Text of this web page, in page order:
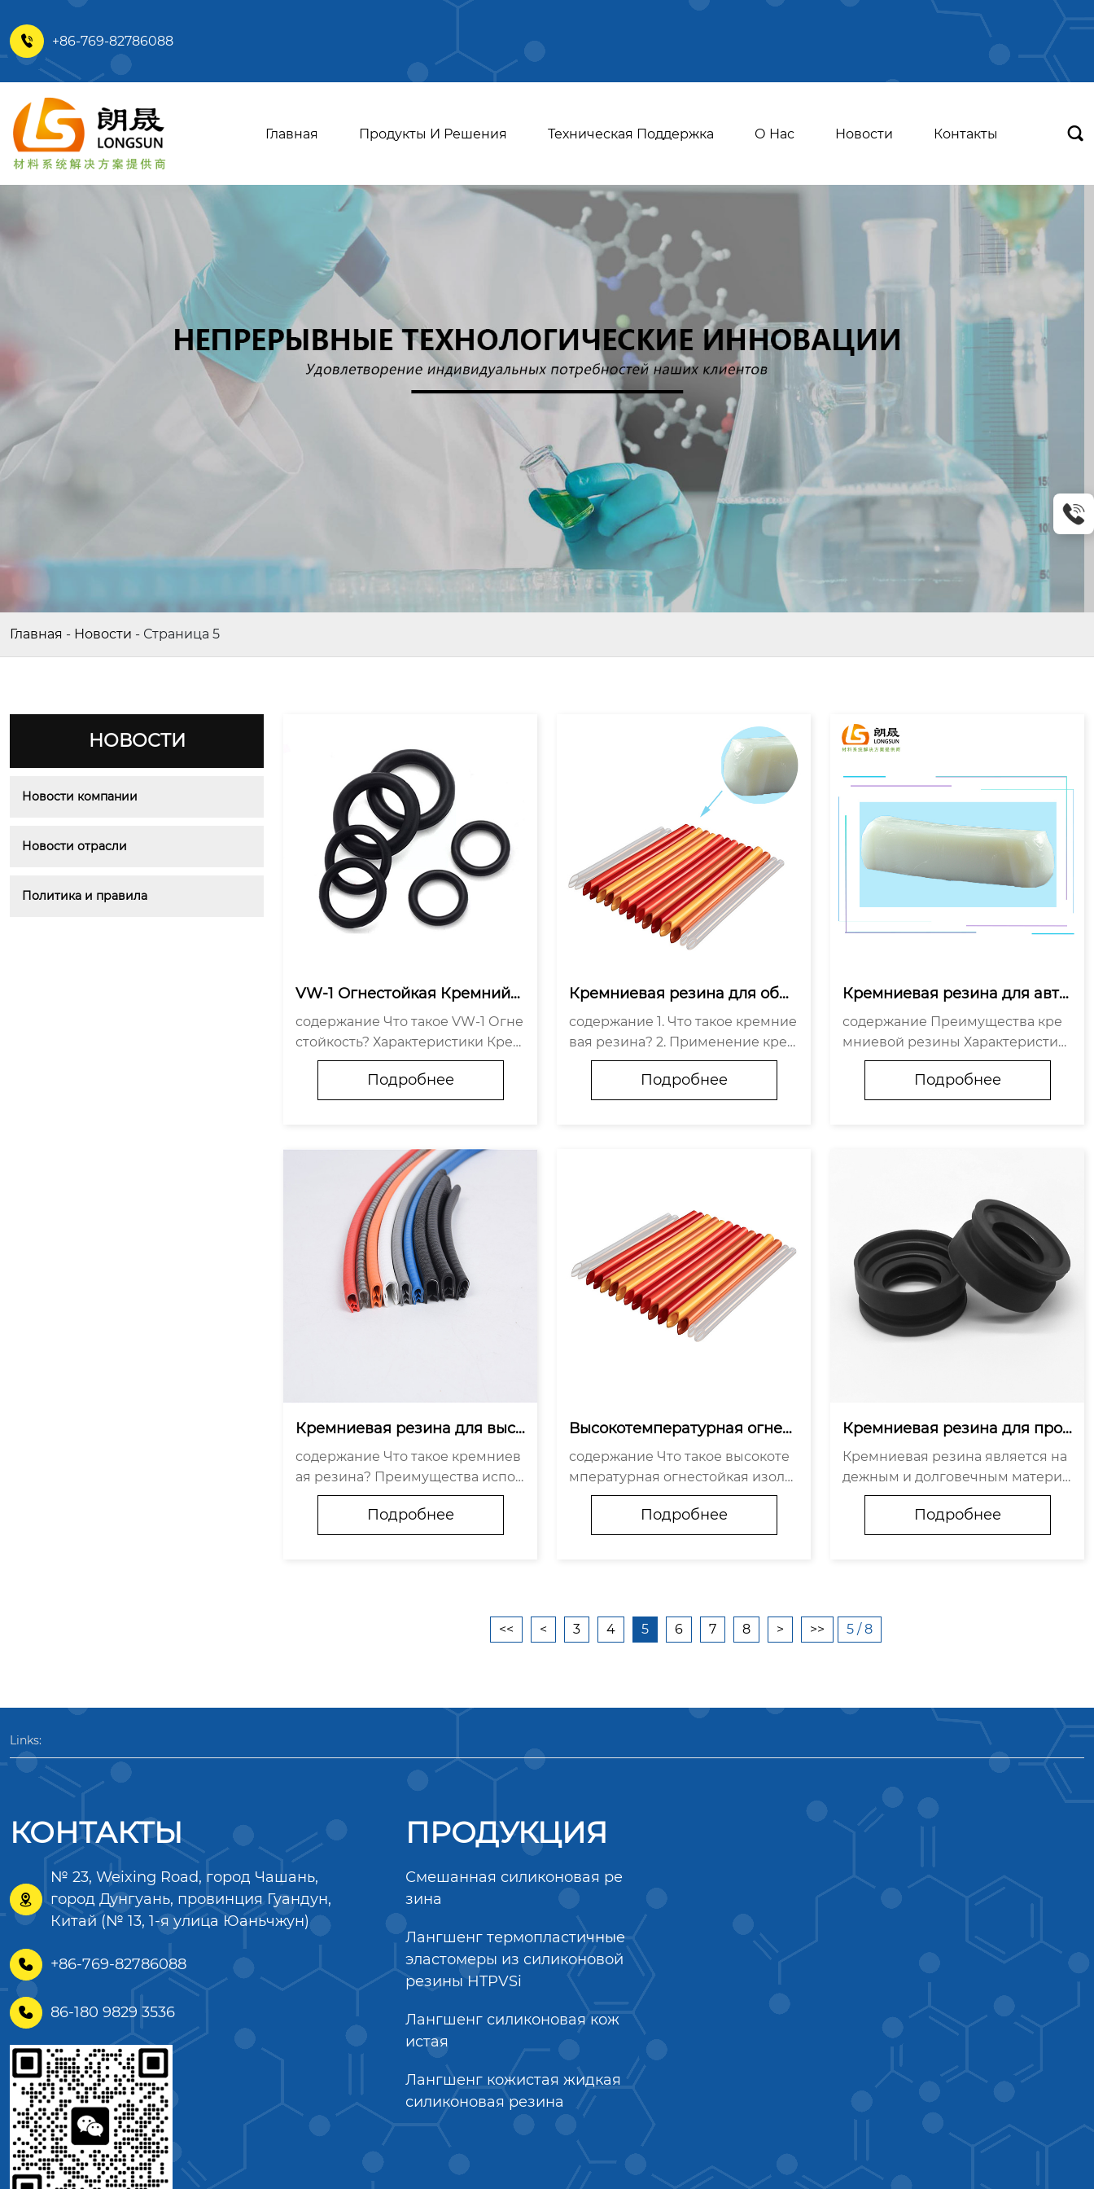
 +86-769-82786088
Главная Продукты И Решения Техническая Поддержка О Нас Новости Контакты 
Главная - Новости - Страница 5
НОВОСТИ
Новости компании
Новости отрасли
Политика и правила
VW-1 Огнестойкая Кремнийо
рганическая Резина для Огн
естойкого Кабеля: Все, Что Ну
жно Знать
содержание Что такое VW-1 Огне
стойкость? Характеристики Крем
нийорганической Резины Прим
енение VW-1 Огнестойкой Крем
нийорганической Резины Преи
Подробнее
Кремниевая резина для общ
ей оболочки кабелей: все, что
вам нужно знать
содержание 1. Что такое кремние
вая резина? 2. Применение крем
ниевой резины в кабельной про
мышленности 3. Преимущества
использования кремниевой рез
Подробнее
Кремниевая резина для авто
мобильных низковольтных пр
оводов: что это такое?
содержание Преимущества кре
мниевой резины Характеристик
и кремниевой резины для прово
дов Области применения в авто
мобилях Как выбрать кремниеву
Подробнее
Кремниевая резина для высо
ковольтных проводов EV: все,
что нужно знать
содержание Что такое кремниев
ая резина? Преимущества испол
ьзования кремниевой резины в
высоковольтных проводах EV Пр
именение кремниевой резины в
Подробнее
Высокотемпературная огнест
ойкая изоляционная лента: П
олное руководство
содержание Что такое высокоте
мпературная огнестойкая изоля
ционная лента? Виды высокотем
пературных огнестойких изоляц
ионных лент Применение высок
Подробнее
Кремниевая резина для пров
одов и кабелей: Обзор и хара
ктеристики
Кремниевая резина является на
дежным и долговечным материа
лом для производства проводов
и кабелей. При выборе этого мат
ериала необходимо учитывать ег
Подробнее
<< < 3 4 5 6 7 8 > >> 5 / 8
Links:
КОНТАКТЫ

№ 23, Weixing Road, город Чашань,
город Дунгуань, провинция Гуандун,
Китай (№ 13, 1-я улица Юаньчжун)
 +86-769-82786088
 86-180 9829 3536
ПРОДУКЦИЯ
Смешанная силиконовая ре
зина
Лангшенг термопластичные
эластомеры из силиконовой
резины HTPVSi
Лангшенг силиконовая кож
истая
Лангшенг кожистая жидкая
силиконовая резина